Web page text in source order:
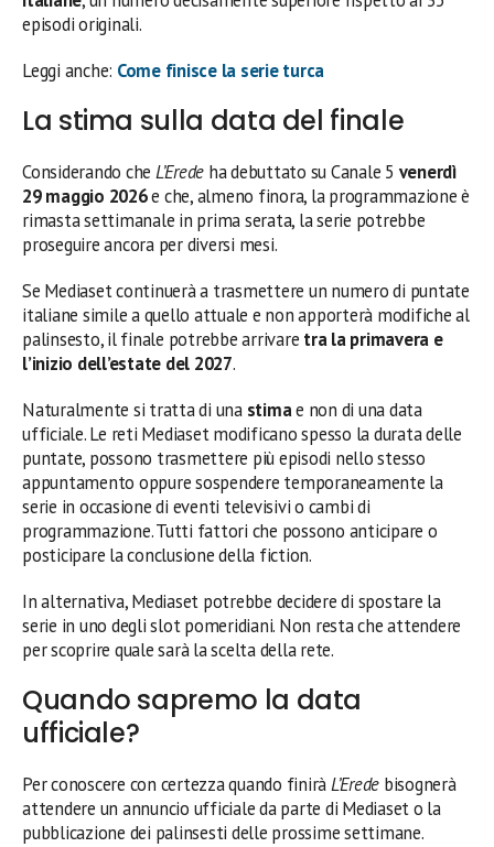
episodi originali.
Leggi anche: Come finisce la serie turca
La stima sulla data del finale
Considerando che L’Erede ha debuttato su Canale 5 venerdì
29 maggio 2026e che, almeno finora, la programmazione è
rimasta settimanale in prima serata, la serie potrebbe
proseguire ancora per diversi mesi.
Se Mediaset continuerà a trasmettere un numero di puntate
italiane simile a quello attuale e non apporterà modifiche al
palinsesto, il finale potrebbe arrivare tra la primavera e
l’inizio dell’estate del 2027.
Naturalmente si tratta di una stimae non di una data
ufficiale. Le reti Mediaset modificano spesso la durata delle
puntate, possono trasmettere più episodi nello stesso
appuntamento oppure sospendere temporaneamente la
serie in occasione di eventi televisivi o cambi di
programmazione. Tutti fattori che possono anticipare o
posticipare la conclusione della fiction.
In alternativa, Mediaset potrebbe decidere di spostare la
serie in uno degli slot pomeridiani. Non resta che attendere
per scoprire quale sarà la scelta della rete.
Quando sapremo la data
ufficiale?
Per conoscere con certezza quando finiràL’Erede bisognerà
attendere un annuncio ufficiale da parte di Mediaset o la
pubblicazione dei palinsesti delle prossime settimane.